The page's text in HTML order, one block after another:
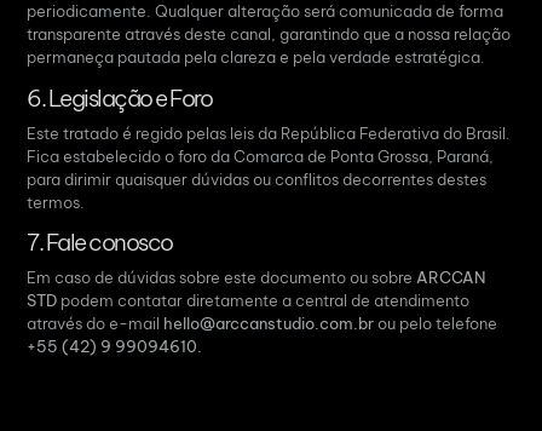
periodicamente. Qualquer alteração será comunicada de forma
transparente através deste canal, garantindo que a nossa relação
permaneça pautada pela clareza e pela verdade estratégica.
6. Legislação e Foro
Este tratado é regido pelas leis da República Federativa do Brasil.
Fica estabelecido o foro da Comarca de Ponta Grossa, Paraná,
para dirimir quaisquer dúvidas ou conflitos decorrentes destes
termos.
7. Fale conosco
Em caso de dúvidas sobre este documento ou sobre ARCCAN
STD podem contatar diretamente a central de atendimento
através do e-mail hello@arccanstudio.com.brou pelo telefone
+55 (42) 9 99094610.